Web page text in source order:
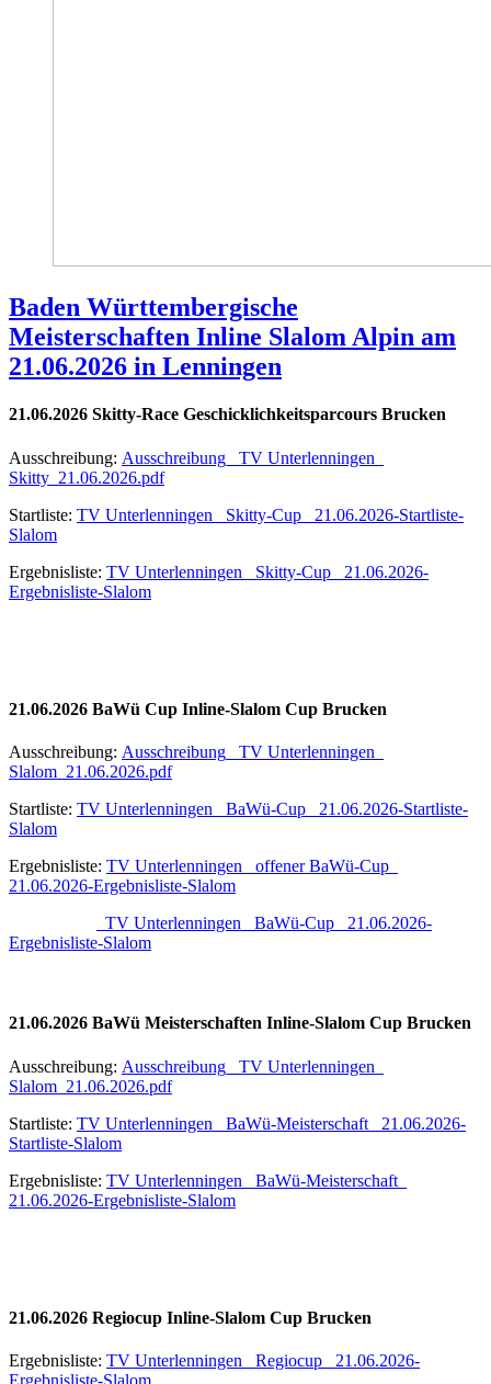
Baden Württembergische
Meisterschaften Inline Slalom Alpin am
21.06.2026 in Lenningen
21.06.2026 Skitty-Race Geschicklichkeitsparcours Brucken
Ausschreibung: Ausschreibung_ TV Unterlenningen_
Skitty_21.06.2026.pdf
Startliste: TV Unterlenningen_ Skitty-Cup_ 21.06.2026-Startliste-
Slalom
Ergebnisliste: TV Unterlenningen_ Skitty-Cup_ 21.06.2026-
Ergebnisliste-Slalom
21.06.2026 BaWü Cup Inline-Slalom Cup Brucken
Ausschreibung: Ausschreibung_ TV Unterlenningen_
Slalom_21.06.2026.pdf
Startliste: TV Unterlenningen_ BaWü-Cup_ 21.06.2026-Startliste-
Slalom
Ergebnisliste: TV Unterlenningen_ offener BaWü-Cup_
21.06.2026-Ergebnisliste-Slalom
TV Unterlenningen_ BaWü-Cup_ 21.06.2026-
Ergebnisliste-Slalom
21.06.2026 BaWü Meisterschaften Inline-Slalom Cup Brucken
Ausschreibung: Ausschreibung_ TV Unterlenningen_
Slalom_21.06.2026.pdf
Startliste: TV Unterlenningen_ BaWü-Meisterschaft_ 21.06.2026-
Startliste-Slalom
Ergebnisliste: TV Unterlenningen_ BaWü-Meisterschaft_
21.06.2026-Ergebnisliste-Slalom
21.06.2026 Regiocup Inline-Slalom Cup Brucken
Ergebnisliste: TV Unterlenningen_ Regiocup_ 21.06.2026-